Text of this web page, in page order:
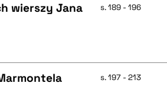
wierszy Jana
s. 189 - 196
s. 197 - 213